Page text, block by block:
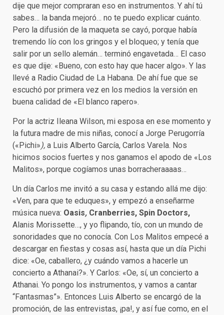
dije que mejor compraran eso en instrumentos. Y ahí tú
sabes… la banda mejoró… no te puedo explicar cuánto.
Pero la difusión de la maqueta se cayó, porque había
tremendo lío con los gringos y el bloqueo; y tenía que
salir por un sello alemán… terminó engavetada… El caso
es que dije: «Bueno, con esto hay que hacer algo». Y las
llevé a Radio Ciudad de La Habana. De ahí fue que se
escuchó por primera vez en los medios la versión en
buena calidad de «El blanco rapero».
Por la actriz Ileana Wilson, mi esposa en ese momento y
la futura madre de mis niñas, conocí a Jorge Perugorría
(«Pichi» ), a Luis Alberto García, Carlos Varela. Nos
hicimos socios fuertes y nos ganamos el apodo de «Los
Malitos», porque cogíamos unas borracheraaaas…
Un día Carlos me invitó a su casa y estando allá me dijo:
«Ven, para que te eduques», y empezó a enseñarme
música nueva: Oasis, Cranberries, Spin Doctors,
Alanis Morissette…, y yo flipando, tío, con un mundo de
sonoridades que no conocía. Con Los Malitos empecé a
descargar en fiestas y cosas así, hasta que un día Pichi
dice: «Oe, caballero, ¿y cuándo vamos a hacerle un
concierto a Athanai?». Y Carlos: «Oe, sí, un concierto a
Athanai. Yo pongo los instrumentos, y vamos a cantar
“Fantasmas”». Entonces Luis Alberto se encargó de la
promoción, de las entrevistas, ¡pa!, y así fue como, en el